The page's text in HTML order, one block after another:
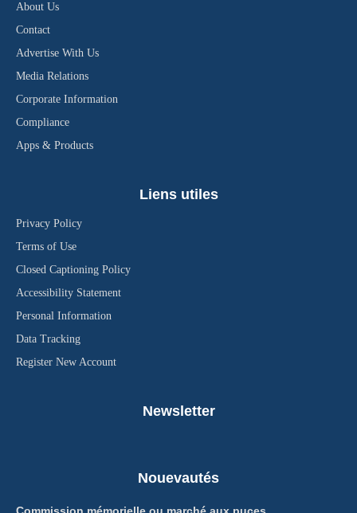
About Us
Contact
Advertise With Us
Media Relations
Corporate Information
Compliance
Apps & Products
Liens utiles
Privacy Policy
Terms of Use
Closed Captioning Policy
Accessibility Statement
Personal Information
Data Tracking
Register New Account
Newsletter
Nouevautés